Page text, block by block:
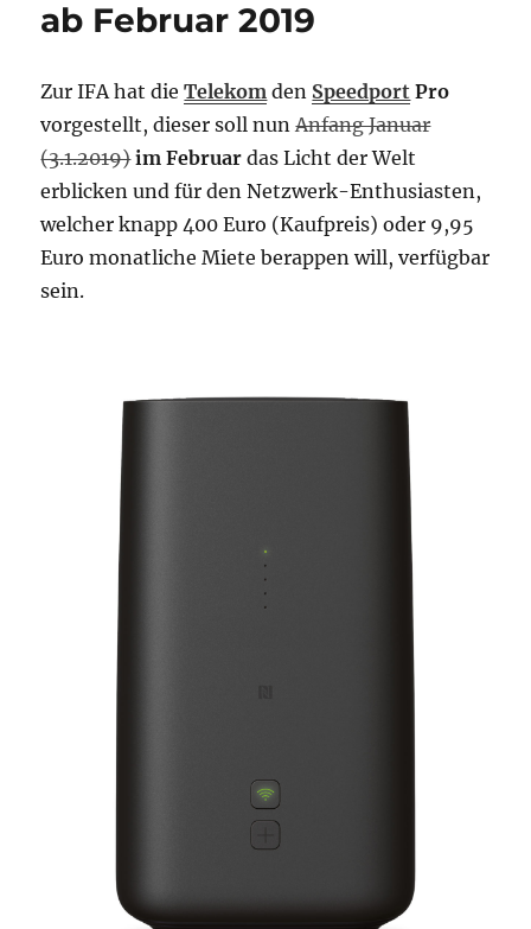
ab Februar 2019
Zur IFA hat dieTelekom den Speedport Pro
vorgestellt, dieser soll nunAnfang Januar
(3.1.2019) im Februar das Licht der Welt
erblicken und für den Netzwerk-Enthusiasten,
welcher knapp 400 Euro (Kaufpreis) oder 9,95
Euro monatliche Miete berappen will, verfügbar
sein.